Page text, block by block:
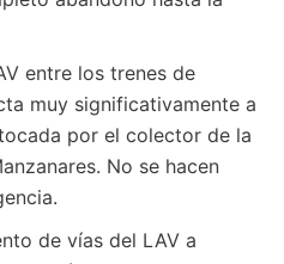
entre los trenes de
muy significativamente a
por el colector de la
No se hacen
de vías del LAV a